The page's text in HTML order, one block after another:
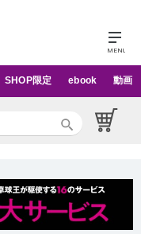
SHOP限定 ebook 動画